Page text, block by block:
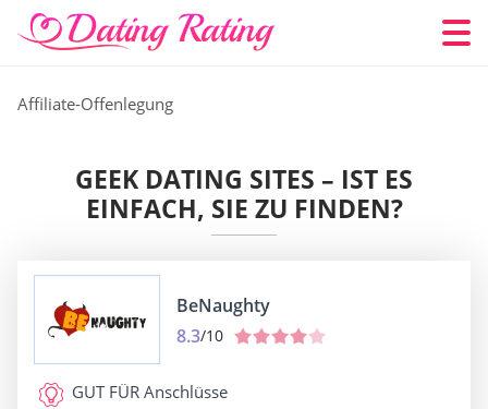
Affiliate-Offenlegung
GEEK DATING SITES – IST ES
EINFACH, SIE ZU FINDEN?
BeNaughty
8.3/10
GUT FÜR Anschlüsse